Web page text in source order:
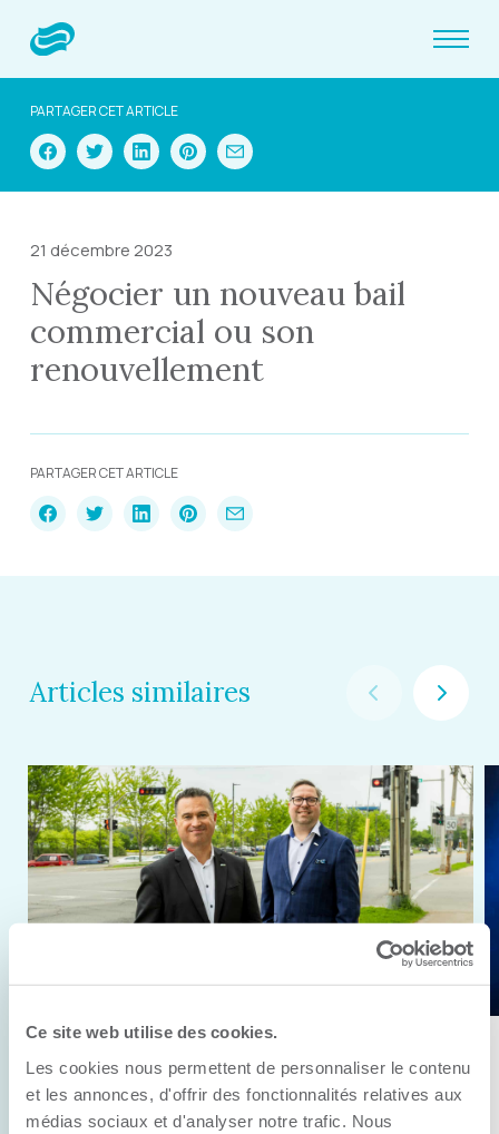
Ce site web utilise des cookies.
Les cookies nous permettent de personnaliser le contenu
et les annonces, d'offrir des fonctionnalités relatives aux
médias sociaux et d'analyser notre trafic. Nous
PARTAGER CET ARTICLE
21 décembre 2023
Négocier un nouveau bail
commercial ou son
renouvellement
PARTAGER CET ARTICLE
Articles similaires
Anick Métivier devient le nouveau
président de la CCI3R